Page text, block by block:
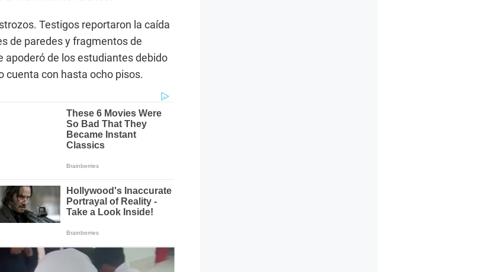
Testigos reportaron la caída
de paredes y fragmentos de
apoderó de los estudiantes debido
cuenta con hasta ocho pisos.